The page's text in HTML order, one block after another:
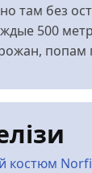
там без
500
попам
костюм